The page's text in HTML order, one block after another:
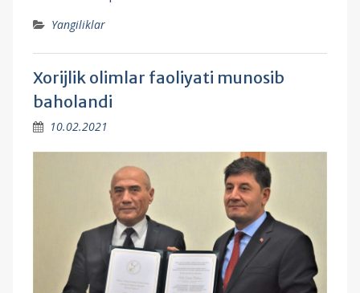
Yangiliklar
Xorijlik olimlar faoliyati munosib
baholandi
10.02.2021